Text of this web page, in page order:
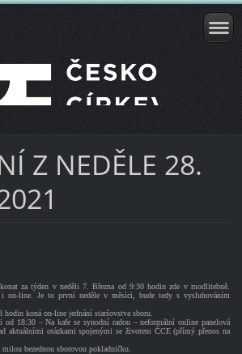
Z NEDĚLE 28.
za týden v neděli 7. Března od 9:30 hodin zde v modlitebně.
on-line. Je to první neděle v měsíci, bude tedy s vysluhováním
koná on-line jednání staršovstva sboru.
od 18:30 – Na kafe se synodní radou – neformální online panelová
aktuálními otázkami spojenými se životem ČCE (přímý přenos na
bezednou sborovou pokladničku.